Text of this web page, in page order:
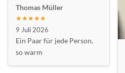
Thomas Müller
★★★★★
9 Juli 2026
Ein Paar für jede Person,
so warm